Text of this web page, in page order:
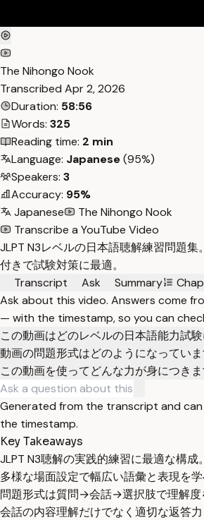
The Nihongo Nook
Transcribed Apr 2, 2026
Duration: 58:56
Words: 325
Reading time: 2 min
Language: Japanese(95%)
Speakers: 3
Accuracy: 95%
Japanese
The Nihongo Nook
Transcribe a YouTube Video
JLPT N3レベルの日本語聴解練習問題
付きで試験対策に最適。
Transcript
Ask Summary
Ask about this video. Answers come
— with the timestamp, so you can
この動画はどのレベルの日本語能力試
動画の問題形式はどのようになっていま
この動画を使ってどんな力が身につきま
Generated from the transcript and
the timestamp.
Key Takeaways
JLPT N3聴解の実践的練習に最適な構成。
多様な場面設定で幅広い語彙と表現を学
問題形式は質問→会話→選択肢で理解度
会話の内容理解だけでなく適切な返答力